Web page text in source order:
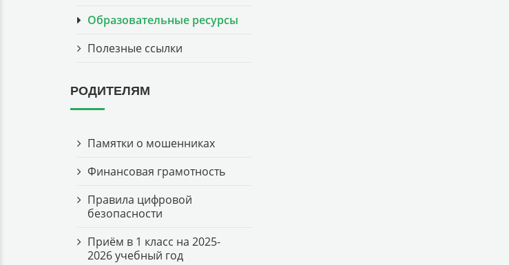
Образовательные ресурсы
Полезные ссылки
РОДИТЕЛЯМ
Памятки о мошенниках
Финансовая грамотность
Правила цифровой
безопасности
Приём в 1 класс на 2025-
2026 учебный год